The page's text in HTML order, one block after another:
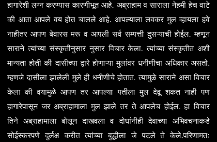
हागारेशी लग्न करण्यास कारणीभूत आहे. अब्राहाम व साराला नेहमी हेच वाटे
की आता आपले वय होत चालले आहे. आपल्याला लवकर मुल व्हायला हवे
नाहीतर आपण बेवारस मरू व आपली सर्व सम्पत्ती दुसऱ्याची होईल.म्हणून
साराने त्यांच्या संस्कृतीनुसार नुसार विचार केला.त्यांच्या संस्कृतीत अशी
मान्यता होती की दासीच्या द्वारे होणाऱ्या मुलांवर धनीणीचा अधिकार असतो.
म्हणजे दासीला झालेली मुले ही धनीणीचे होतात.त्यामुळे साराने असा विचार
केला की वयामुळे आपण तर आपल्या पतीला मुल देवू शकत नाही पण
हागारेपासून जर अब्राहामाला मुल झाले तर ते आपलेच होईल.हा विचार
तिने
अब्राहामाला बोलून दाखवला व दोघांनीही देवाच्या
अभिवचनाकडे
सोईस्करपणे
दुर्लक्ष करीत त्यांच्या बुद्धीला जे पटले ते केले.परिणामतः